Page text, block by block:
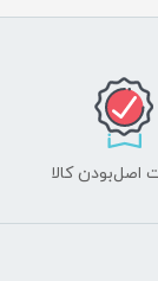
اصل‌بودن کالا